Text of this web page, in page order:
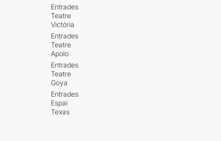
Entrades
Teatre
Victòria
Entrades
Teatre
Apolo
Entrades
Teatre
Goya
Entrades
Espai
Texas